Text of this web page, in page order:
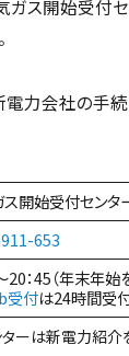
ガス開始受付セ
力会社の手続
開始受付センタ
653
20：45（年末年始を
受付は24時間受
ーは新電力紹介